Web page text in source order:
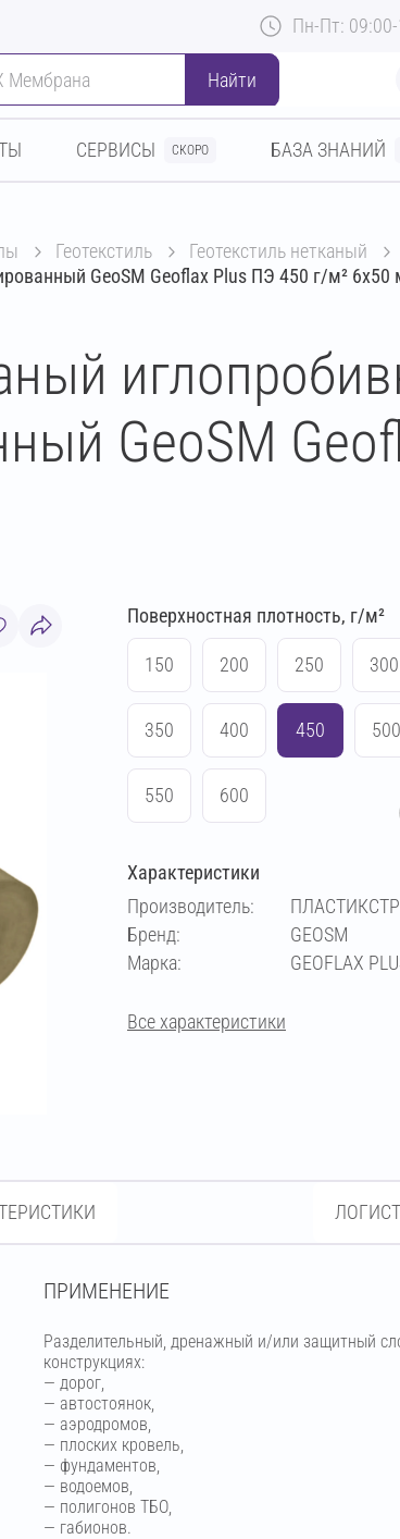
Пн-Пт:
Найти
СЕРВИСЫ СКОРО БАЗА ЗНАНИЙ
геотекстиль
геотекстиль нетканый
GeoSM Geoflax Plus ПЭ 450 г/м² 6х50
GeoSM
Поверхностная плотность, г/м²
150 200 250 300
350 400 450 500
550 600
Характеристики
Производитель:
Бренд:
GEOSM
Марка:
GEOFLAX
Все характеристики
ПРИМЕНЕНИЕ
Разделительный, дренажный и/или защитный
конструкциях:
— дорог,
— автостоянок,
— аэродромов,
— плоских кровель,
— фундаментов,
— водоемов,
— полигонов ТБО,
— габионов.